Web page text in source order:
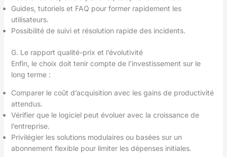
Guides, tutoriels et FAQ pour former rapidement les
utilisateurs.
Possibilité de suivi et résolution rapide des incidents.
G. Le rapport qualité-prix et l’évolutivité
Enfin, le choix doit tenir compte de l’investissement sur le
long terme :
Comparer le coût d’acquisition avec les gains de productivité
attendus.
Vérifier que le logiciel peut évoluer avec la croissance de
l’entreprise.
Privilégier les solutions modulaires ou basées sur un
abonnement flexible pour limiter les dépenses initiales.